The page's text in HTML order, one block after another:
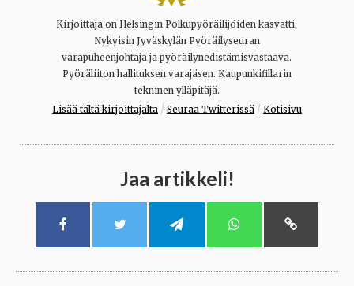
Kirjoittaja on Helsingin Polkupyöräilijöiden kasvatti.
Nykyisin Jyväskylän Pyöräilyseuran
varapuheenjohtaja ja pyöräilynedistämisvastaava.
Pyöräliiton hallituksen varajäsen. Kaupunkifillarin
tekninen ylläpitäjä.
Lisää tältä kirjoittajalta / Seuraa Twitterissä / Kotisivu
Jaa artikkeli!